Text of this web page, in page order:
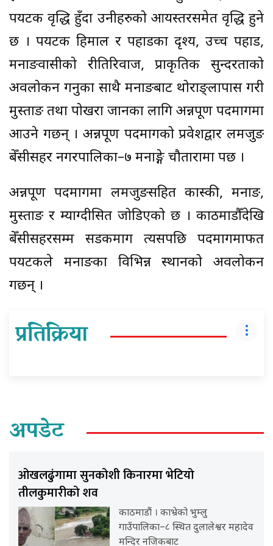
पर्यटक वृद्धि हुँदा उनीहरुको आयस्तरसमेत वृद्धि हुने
छ । पर्यटक हिमाल र पहाडका दृश्य, उच्च पहाड,
मनाङवासीको रीतिरिवाज, प्राकृतिक सुन्दरताको
अवलोकन गर्नुका साथै मनाङबाट थोराङ्लापास गरी
मुस्ताङ तथा पोखरा जानका लागि अन्नपूर्ण पदमार्गमा
आउने गर्छन् । अन्नपूर्ण पदमार्गको प्रवेशद्वार लमजुङ
बेँसीसहर नगरपालिका–७ मनाङ्गे चौतारामा पर्छ ।
अन्नपूर्ण पदमार्गमा लमजुङसहित कास्की, मनाङ,
मुस्ताङ र म्याग्दीसित जोडिएको छ । काठमाडौँदेखि
बेँसीसहरसम्म सडकमार्ग त्यसपछि पदमार्गमार्फत
पर्यटकले मनाङका विभिन्न स्थानको अवलोकन
गर्छन् ।
प्रतिक्रिया
अपडेट
ओखलढुंगामा सुनकोशी किनारमा भेटियो
तीलकुमारीको शव
काठमाडौं । काभ्रेको भुम्लु
गाउँपालिका–८ स्थित दुलालेश्वर महादेव
मन्दिर नजिकबाट